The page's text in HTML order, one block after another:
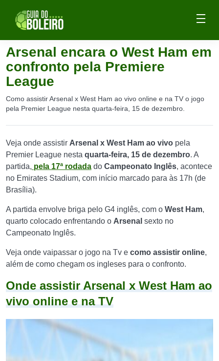
Arsenal encara o West Ham em
confronto pela Premiere
League
Como assistir Arsenal x West Ham ao vivo online e na TV o jogo
pela Premier League nesta quarta-feira, 15 de dezembro.
Veja onde assistir Arsenal x West Ham ao vivo pela
Premier League nesta quarta-feira, 15 de dezembro. A
partida, pela 17ª rodada do Campeonato Inglês, acontece
no Emirates Stadium, com início marcado para às 17h (de
Brasília).
A partida envolve briga pelo G4 inglês, com o West Ham,
quarto colocado enfrentando o Arsenal sexto no
Campeonato Inglês.
Veja onde vaipassar o jogo na Tv e como assistir online,
além de como chegam os ingleses para o confronto.
Onde assistir Arsenal x West Ham ao
vivo online e na TV